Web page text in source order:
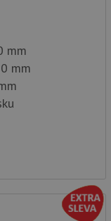
mm
mm